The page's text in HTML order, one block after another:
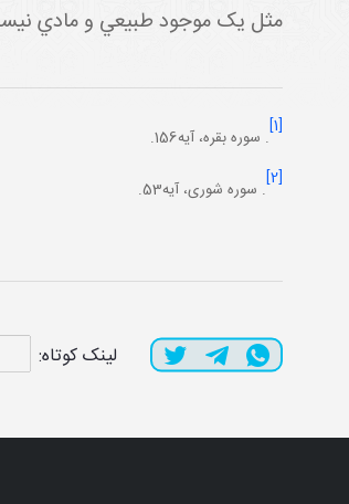
مثل يک موجود طبيعي و مادي
[1] . سوره بقره، آيه156.
[2] . سوره شوری، آيه53.
لینک کوتاه: